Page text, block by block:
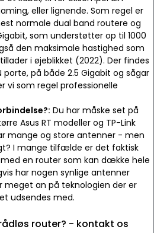
eller lignende. Som regel er
normale dual band routere og
som understøtter op til 1000
den maksimale hastighed som
i øjeblikket (2022). Der findes
på både 2.5 Gigabit og sågar
vi som regel professionelle
Du har måske set på
Asus RT modeller og TP-Link
mange og store antenner - men
I mange tilfælde er det faktisk
med en router som kan dække hele
har nogen synlige antenner
meget an på teknologien der er
udsendes med.
router? - kontakt os